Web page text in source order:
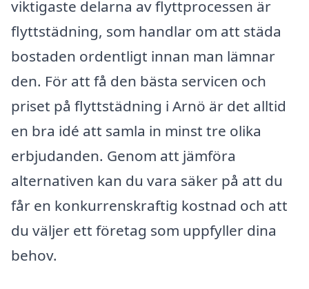
viktigaste delarna av flyttprocessen är
flyttstädning, som handlar om att städa
bostaden ordentligt innan man lämnar
den. För att få den bästa servicen och
priset på flyttstädning i Arnö är det alltid
en bra idé att samla in minst tre olika
erbjudanden. Genom att jämföra
alternativen kan du vara säker på att du
får en konkurrenskraftig kostnad och att
du väljer ett företag som uppfyller dina
behov.